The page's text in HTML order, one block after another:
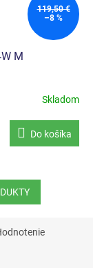
119,50 €
–8 %
M
Skladom
Do košíka